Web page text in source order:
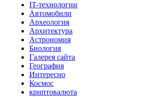
IT-технологии
Автомобили
Археология
Архитектура
Астрономия
Биология
Галерея сайта
География
Интересно
Космос
криптовалюта